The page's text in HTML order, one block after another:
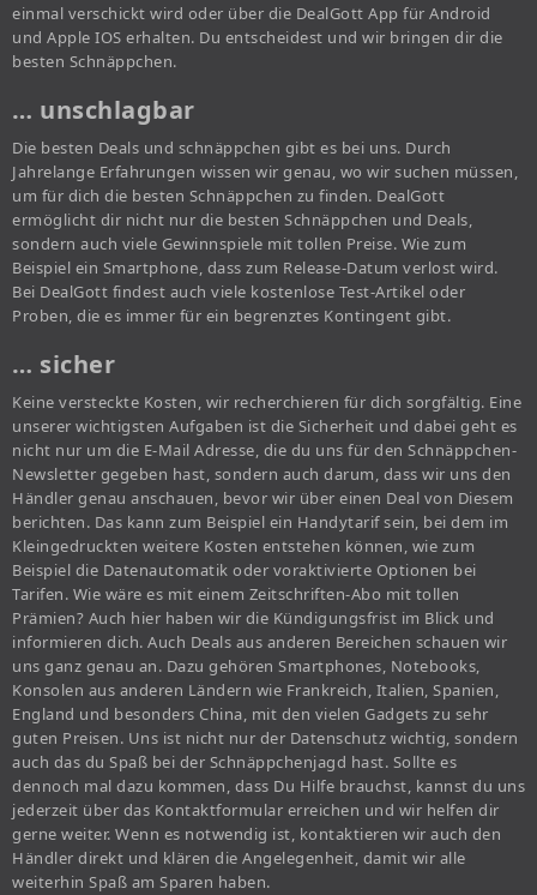
einmal verschickt wird oder über die DealGott App für Android
und Apple IOS erhalten. Du entscheidest und wir bringen dir die
besten Schnäppchen.
… unschlagbar
Die besten Deals und schnäppchen gibt es bei uns. Durch
Jahrelange Erfahrungen wissen wir genau, wo wir suchen müssen,
um für dich die besten Schnäppchen zu finden. DealGott
ermöglicht dir nicht nur die besten Schnäppchen und Deals,
sondern auch viele Gewinnspiele mit tollen Preise. Wie zum
Beispiel ein Smartphone, dass zum Release-Datum verlost wird.
Bei DealGott findest auch viele kostenlose Test-Artikel oder
Proben, die es immer für ein begrenztes Kontingent gibt.
… sicher
Keine versteckte Kosten, wir recherchieren für dich sorgfältig. Eine
unserer wichtigsten Aufgaben ist die Sicherheit und dabei geht es
nicht nur um die E-Mail Adresse, die du uns für den Schnäppchen-
Newsletter gegeben hast, sondern auch darum, dass wir uns den
Händler genau anschauen, bevor wir über einen Deal von Diesem
berichten. Das kann zum Beispiel ein Handytarif sein, bei dem im
Kleingedruckten weitere Kosten entstehen können, wie zum
Beispiel die Datenautomatik oder voraktivierte Optionen bei
Tarifen. Wie wäre es mit einem Zeitschriften-Abo mit tollen
Prämien? Auch hier haben wir die Kündigungsfrist im Blick und
informieren dich. Auch Deals aus anderen Bereichen schauen wir
uns ganz genau an. Dazu gehören Smartphones, Notebooks,
Konsolen aus anderen Ländern wie Frankreich, Italien, Spanien,
England und besonders China, mit den vielen Gadgets zu sehr
guten Preisen. Uns ist nicht nur der Datenschutz wichtig, sondern
auch das du Spaß bei der Schnäppchenjagd hast. Sollte es
dennoch mal dazu kommen, dass Du Hilfe brauchst, kannst du uns
jederzeit über das Kontaktformular erreichen und wir helfen dir
gerne weiter. Wenn es notwendig ist, kontaktieren wir auch den
Händler direkt und klären die Angelegenheit, damit wir alle
weiterhin Spaß am Sparen haben.